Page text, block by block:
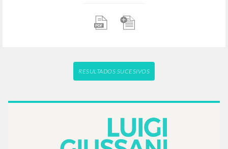
RESULTADOS SUCESIVOS